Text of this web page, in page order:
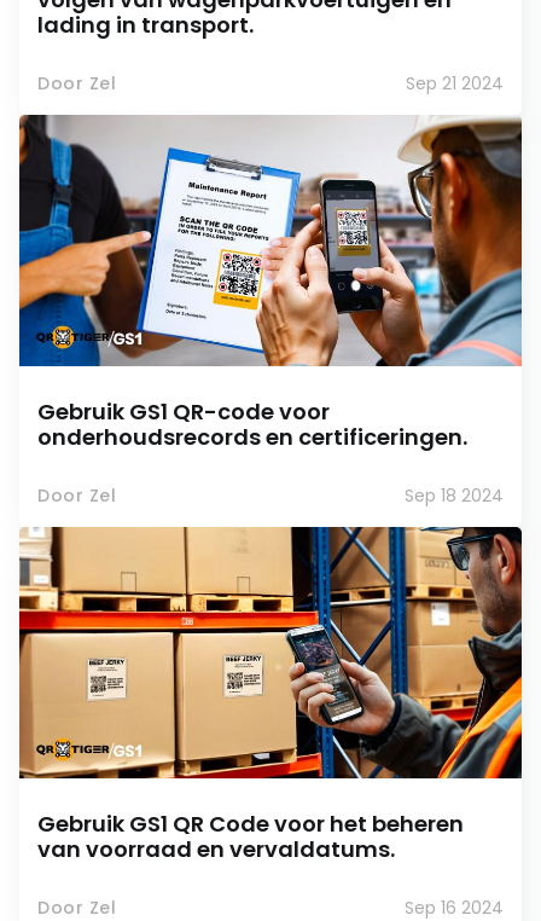
lading in transport.
Door Zel Sep 21 2024
Gebruik GS1 QR-code voor
onderhoudsrecords en certificeringen.
Door Zel Sep 18 2024
Gebruik GS1 QR Code voor het beheren
van voorraad en vervaldatums.
Door Zel Sep 16 2024